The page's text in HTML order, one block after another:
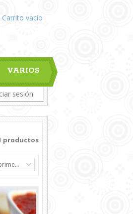
Carrito vacío
VARIOS
sesión
productos
Precio: El más alto primero